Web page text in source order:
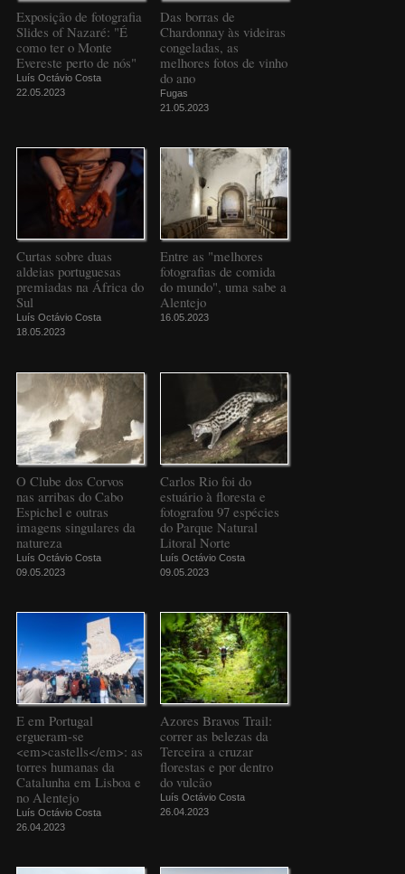
Exposição de fotografia
Slides of Nazaré: "É
como ter o Monte
Evereste perto de nós"
Luís Octávio Costa
22.05.2023
Das borras de
Chardonnay às videiras
congeladas, as
melhores fotos de vinho
do ano
Fugas
21.05.2023
Curtas sobre duas
aldeias portuguesas
premiadas na África do
Sul
Luís Octávio Costa
18.05.2023
Entre as "melhores
fotografias de comida
do mundo", uma sabe a
Alentejo
16.05.2023
O Clube dos Corvos
nas arribas do Cabo
Espichel e outras
imagens singulares da
natureza
Luís Octávio Costa
09.05.2023
Carlos Rio foi do
estuário à floresta e
fotografou 97 espécies
do Parque Natural
Litoral Norte
Luís Octávio Costa
09.05.2023
E em Portugal
ergueram-se
<em>castells</em>: as
torres humanas da
Catalunha em Lisboa e
no Alentejo
Luís Octávio Costa
26.04.2023
Azores Bravos Trail:
correr as belezas da
Terceira a cruzar
florestas e por dentro
do vulcão
Luís Octávio Costa
26.04.2023